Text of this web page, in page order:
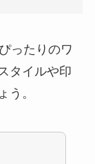
ったりのワ
タイルや印
う。